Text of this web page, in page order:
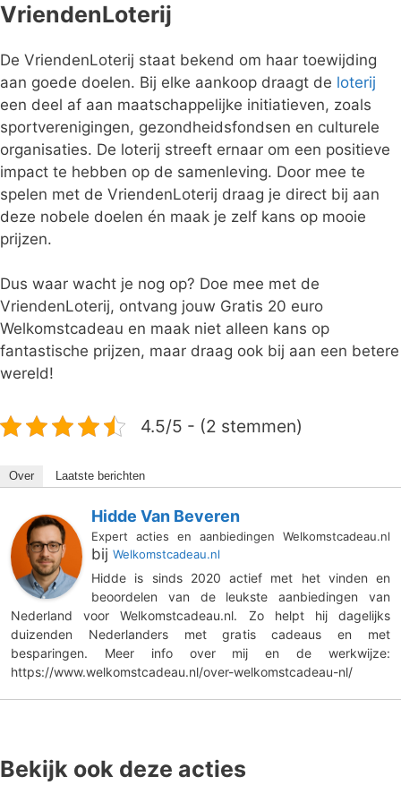
VriendenLoterij
De VriendenLoterij staat bekend om haar toewijding
aan goede doelen. Bij elke aankoop draagt de loterij
een deel af aan maatschappelijke initiatieven, zoals
sportverenigingen, gezondheidsfondsen en culturele
organisaties. De loterij streeft ernaar om een positieve
impact te hebben op de samenleving. Door mee te
spelen met de VriendenLoterij draag je direct bij aan
deze nobele doelen én maak je zelf kans op mooie
prijzen.
Dus waar wacht je nog op? Doe mee met de
VriendenLoterij, ontvang jouw Gratis 20 euro
Welkomstcadeau en maak niet alleen kans op
fantastische prijzen, maar draag ook bij aan een betere
wereld!
4.5/5 - (2 stemmen)
Over Laatste berichten
Hidde Van Beveren
Expert acties en aanbiedingen Welkomstcadeau.nl
bij Welkomstcadeau.nl
Hidde is sinds 2020 actief met het vinden en
beoordelen van de leukste aanbiedingen van
Nederland voor Welkomstcadeau.nl. Zo helpt hij dagelijks
duizenden Nederlanders met gratis cadeaus en met
besparingen. Meer info over mij en de werkwijze:
https://www.welkomstcadeau.nl/over-welkomstcadeau-nl/
Bekijk ook deze acties